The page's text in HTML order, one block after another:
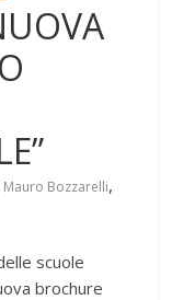
Mauro Bozzarelli,
scuole
brochure